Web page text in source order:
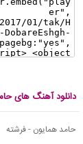
دانلود آهنگ های
حامد همایون - فرشته